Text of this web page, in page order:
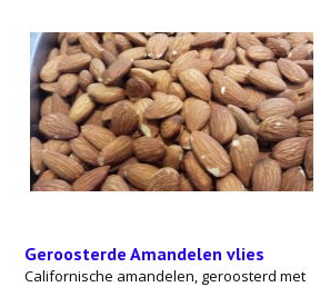
Geroosterde Amandelen vlies
Californische amandelen, geroosterd met